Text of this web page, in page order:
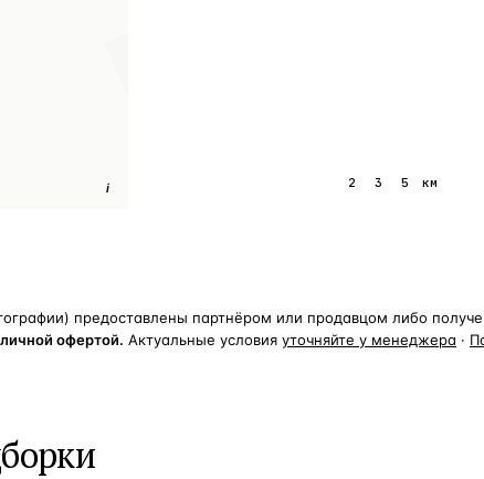
i 2 3 5 км
предоставлены партнёром или продавцом либо
офертой. Актуальные условия уточняйте у менеджера ·